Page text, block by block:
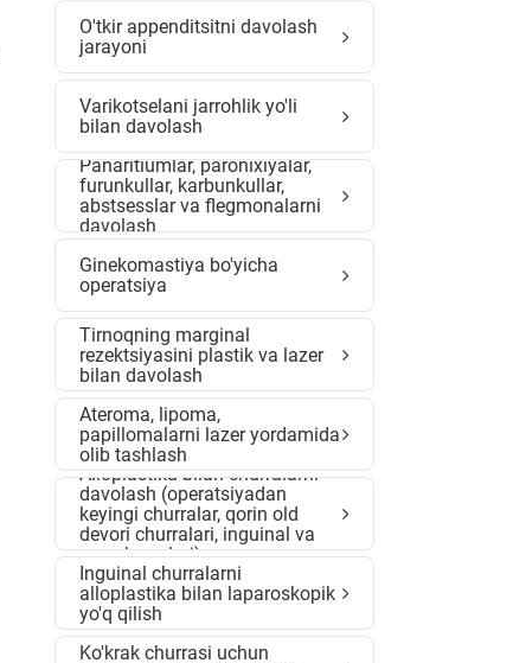
O'tkir appenditsitni davolash
jarayoni
Varikotselani jarrohlik yo'li
bilan davolash
Panaritiumlar, paronixiyalar,
furunkullar, karbunkullar,
abstsesslar va flegmonalarni
davolash
Ginekomastiya bo'yicha
operatsiya
Tirnoqning marginal
rezektsiyasini plastik va lazer
bilan davolash
Ateroma, lipoma,
papillomalarni lazer yordamida
olib tashlash
Alloplastika bilan churralarni
davolash (operatsiyadan
keyingi churralar, qorin old
devori churralari, inguinal va
son churralari)
Inguinal churralarni
alloplastika bilan laparoskopik
yo'q qilish
Ko'krak churrasi uchun